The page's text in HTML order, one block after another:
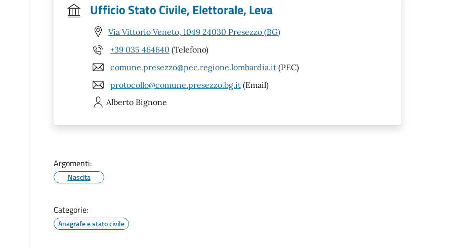
Ufficio Stato Civile, Elettorale, Leva
Via Vittorio Veneto, 1049 24030 Presezzo (BG)
+39 035 464640 (Telefono)
comune.presezzo@pec.regione.lombardia.it (PEC)
protocollo@comune.presezzo.bg.it (Email)
Alberto Bignone
Argomenti:
Nascita
Categorie:
Anagrafe e stato civile